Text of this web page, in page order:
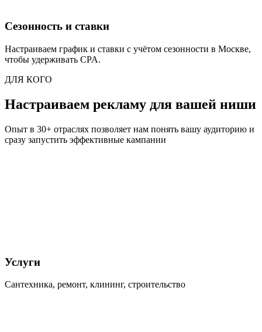
Сезонность и ставки
Настраиваем график и ставки с учётом сезонности в Москве,
чтобы удерживать CPA.
ДЛЯ КОГО
Настраиваем рекламу для вашей ниши
Опыт в 30+ отраслях позволяет нам понять вашу аудиторию и
сразу запустить эффективные кампании
Услуги
Сантехника, ремонт, клининг, строительство